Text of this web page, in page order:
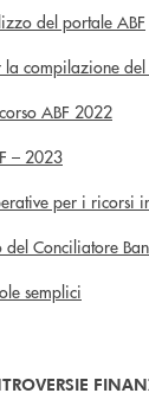
del portale ABF
la compilazione del
ABF 2022
– 2023
per i ricorsi
del Conciliatore
semplici